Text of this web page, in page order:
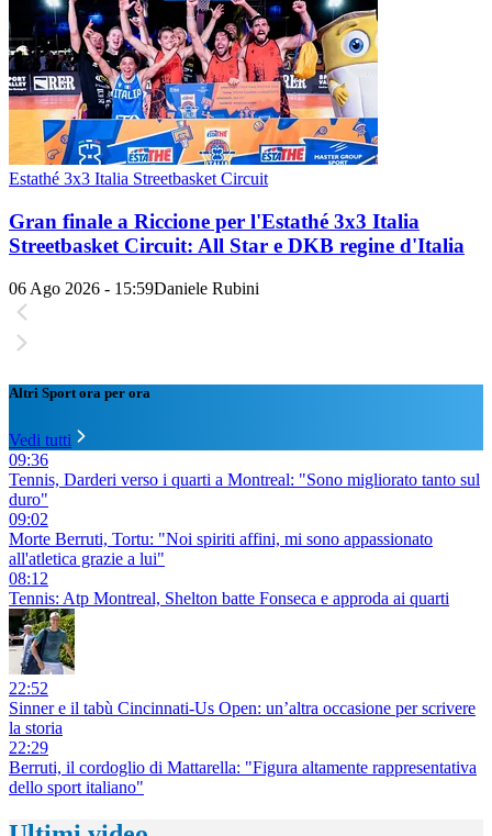
Estathé 3x3 Italia Streetbasket Circuit
Gran finale a Riccione per l'Estathé 3x3 Italia
Streetbasket Circuit: All Star e DKB regine d'Italia
06 Ago 2026 - 15:59Daniele Rubini
Altri Sport ora per ora
Vedi tutti
09:36
Tennis, Darderi verso i quarti a Montreal: "Sono migliorato tanto sul
duro"
09:02
Morte Berruti, Tortu: "Noi spiriti affini, mi sono appassionato
all'atletica grazie a lui"
08:12
Tennis: Atp Montreal, Shelton batte Fonseca e approda ai quarti
22:52
Sinner e il tabù Cincinnati-Us Open: un’altra occasione per scrivere
la storia
22:29
Berruti, il cordoglio di Mattarella: "Figura altamente rappresentativa
dello sport italiano"